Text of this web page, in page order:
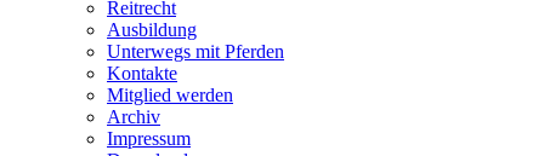
Reitrecht
Ausbildung
Unterwegs mit Pferden
Kontakte
Mitglied werden
Archiv
Impressum